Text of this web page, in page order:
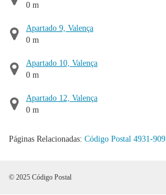
0 m
Apartado 9, Valença
0 m
Apartado 10, Valença
0 m
Apartado 12, Valença
0 m
Páginas Relacionadas: Código Postal 4931-909
© 2025 Código Postal